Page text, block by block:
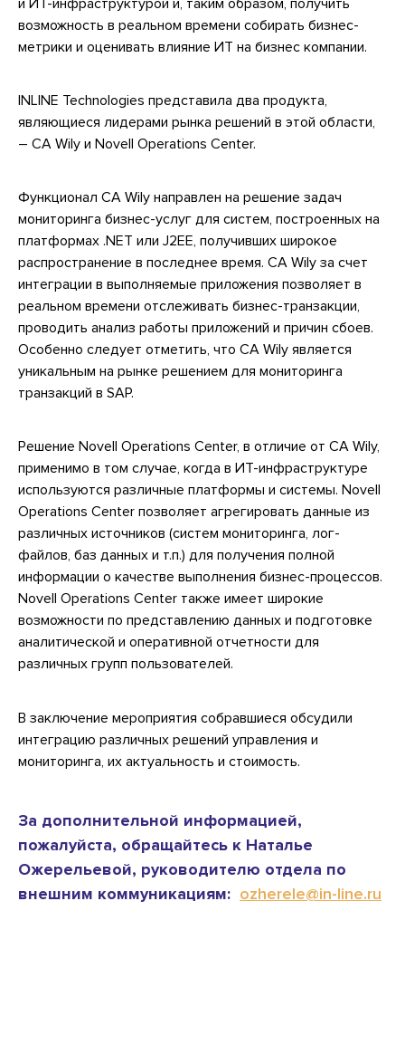
возможность в реальном времени собирать бизнес-
метрики и оценивать влияние ИТ на бизнес компании.
INLINE Technologies представила два продукта,
являющиеся лидерами рынка решений в этой области,
– CA Wily и Novell Operations Center.
Функционал CA Wily направлен на решение задач
мониторинга бизнес-услуг для систем, построенных на
платформах .NET или J2EE, получивших широкое
распространение в последнее время. CA Wily за счет
интеграции в выполняемые приложения позволяет в
реальном времени отслеживать бизнес-транзакции,
проводить анализ работы приложений и причин сбоев.
Особенно следует отметить, что CA Wily является
уникальным на рынке решением для мониторинга
транзакций в SAP.
Решение Novell Operations Center, в отличие от CA Wily,
применимо в том случае, когда в ИТ-инфраструктуре
используются различные платформы и системы. Novell
Operations Center позволяет агрегировать данные из
различных источников (систем мониторинга, лог-
файлов, баз данных и т.п.) для получения полной
информации о качестве выполнения бизнес-процессов.
Novell Operations Center также имеет широкие
возможности по представлению данных и подготовке
аналитической и оперативной отчетности для
различных групп пользователей.
В заключение мероприятия собравшиеся обсудили
интеграцию различных решений управления и
мониторинга, их актуальность и стоимость.
За дополнительной информацией,
пожалуйста, обращайтесь к Наталье
Ожерельевой, руководителю отдела по
внешним коммуникациям: ozherele@in-line.ru